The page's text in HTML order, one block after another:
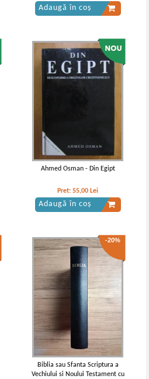
Adaugă în coș
Ahmed Osman - Din Egipt
Pret:55,00 Lei
Adaugă în coș
-20%
Biblia sau Sfanta Scriptura a
Vechiului si Noului Testament cu